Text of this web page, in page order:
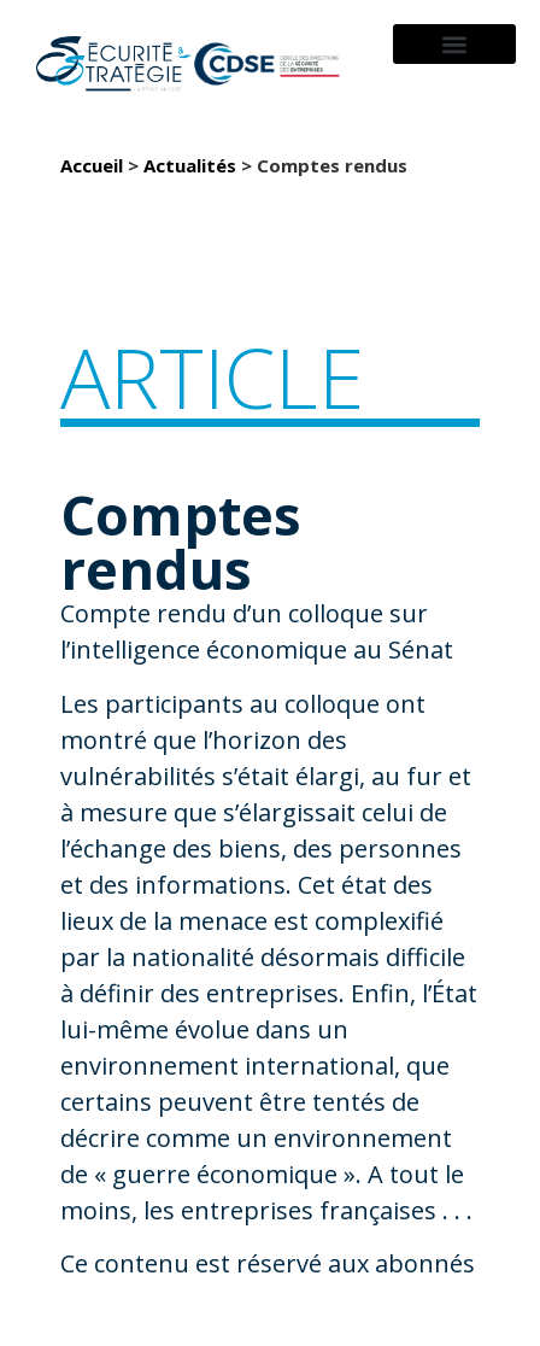
Accueil > Actualités > Comptes rendus
ARTICLE
Comptes
rendus
Compte rendu d’un colloque sur
l’intelligence économique au Sénat
Les participants au colloque ont
montré que l’horizon des
vulnérabilités s’était élargi, au fur et
à mesure que s’élargissait celui de
l’échange des biens, des personnes
et des informations. Cet état des
lieux de la menace est complexifié
par la nationalité désormais difficile
à définir des entreprises. Enfin, l’État
lui-même évolue dans un
environnement international, que
certains peuvent être tentés de
décrire comme un environnement
de « guerre économique ». A tout le
moins, les entreprises françaises . . .
Ce contenu est réservé aux abonnés